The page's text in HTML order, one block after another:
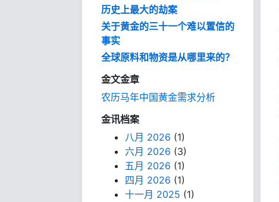
历史上最大的劫案
关于黄金的三十一个难以置信的
事实
全球原料和物资是从哪里来的？
金文金章
农历马年中国黄金需求分析
金讯档案
八月 2026 (1)
六月 2026 (3)
五月 2026 (1)
四月 2026 (1)
十一月 2025 (1)